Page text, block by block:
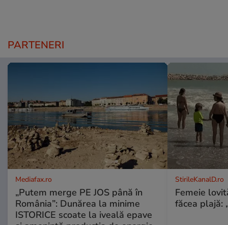
PARTENERI
Mediafax.ro
„Putem merge PE JOS până în
România”: Dunărea la minime
ISTORICE scoate la iveală epave
StirileKanalD.ro
Femeie
făcea plajă: